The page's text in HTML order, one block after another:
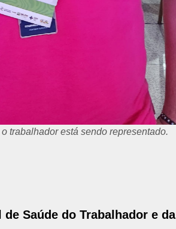
trabalhador está sendo representado.
Saúde do Trabalhador e da